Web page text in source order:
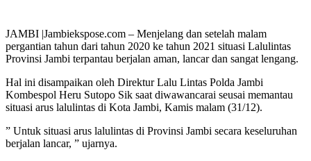
JAMBI |Jambiekspose.com – Menjelang dan setelah malam
pergantian tahun dari tahun 2020 ke tahun 2021 situasi Lalulintas
Provinsi Jambi terpantau berjalan aman, lancar dan sangat lengang.
Hal ini disampaikan oleh Direktur Lalu Lintas Polda Jambi
Kombespol Heru Sutopo Sik saat diwawancarai seusai memantau
situasi arus lalulintas di Kota Jambi, Kamis malam (31/12).
” Untuk situasi arus lalulintas di Provinsi Jambi secara keseluruhan
berjalan lancar, ” ujarnya.